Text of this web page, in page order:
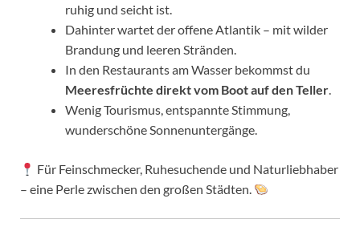
ruhig und seicht ist.
Dahinter wartet der offene Atlantik – mit wilder
Brandung und leeren Stränden.
In den Restaurants am Wasser bekommst du
Meeresfrüchte direkt vom Boot auf den Teller.
Wenig Tourismus, entspannte Stimmung,
wunderschöne Sonnenuntergänge.
Für Feinschmecker, Ruhesuchende und Naturliebhaber
– eine Perle zwischen den großen Städten.